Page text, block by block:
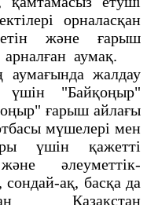
орналасқан
және ғарыш
арналған аумақ.
жалдау
үшін "Байқоңыр"
ғарыш айлағы
мүшелері мен
үшін қажетті
әлеуметтік-
ақ, басқа да
Қазақстан